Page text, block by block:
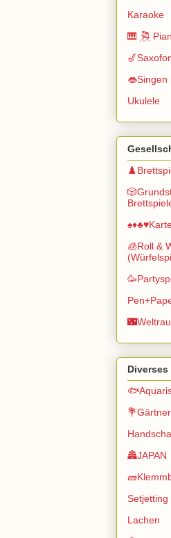
Karaoke
🎹 🎘
👄Singen
Ukulele
🧊Roll &
Diverses
🏯JAPAN
Setjetting
Lachen